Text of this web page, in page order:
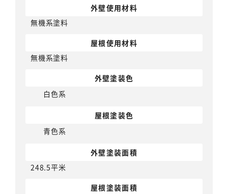
外壁使用材料
無機系塗料
屋根使用材料
無機系塗料
外壁塗装色
白色系
屋根塗装色
青色系
外壁塗装面積
248.5平米
屋根塗装面積